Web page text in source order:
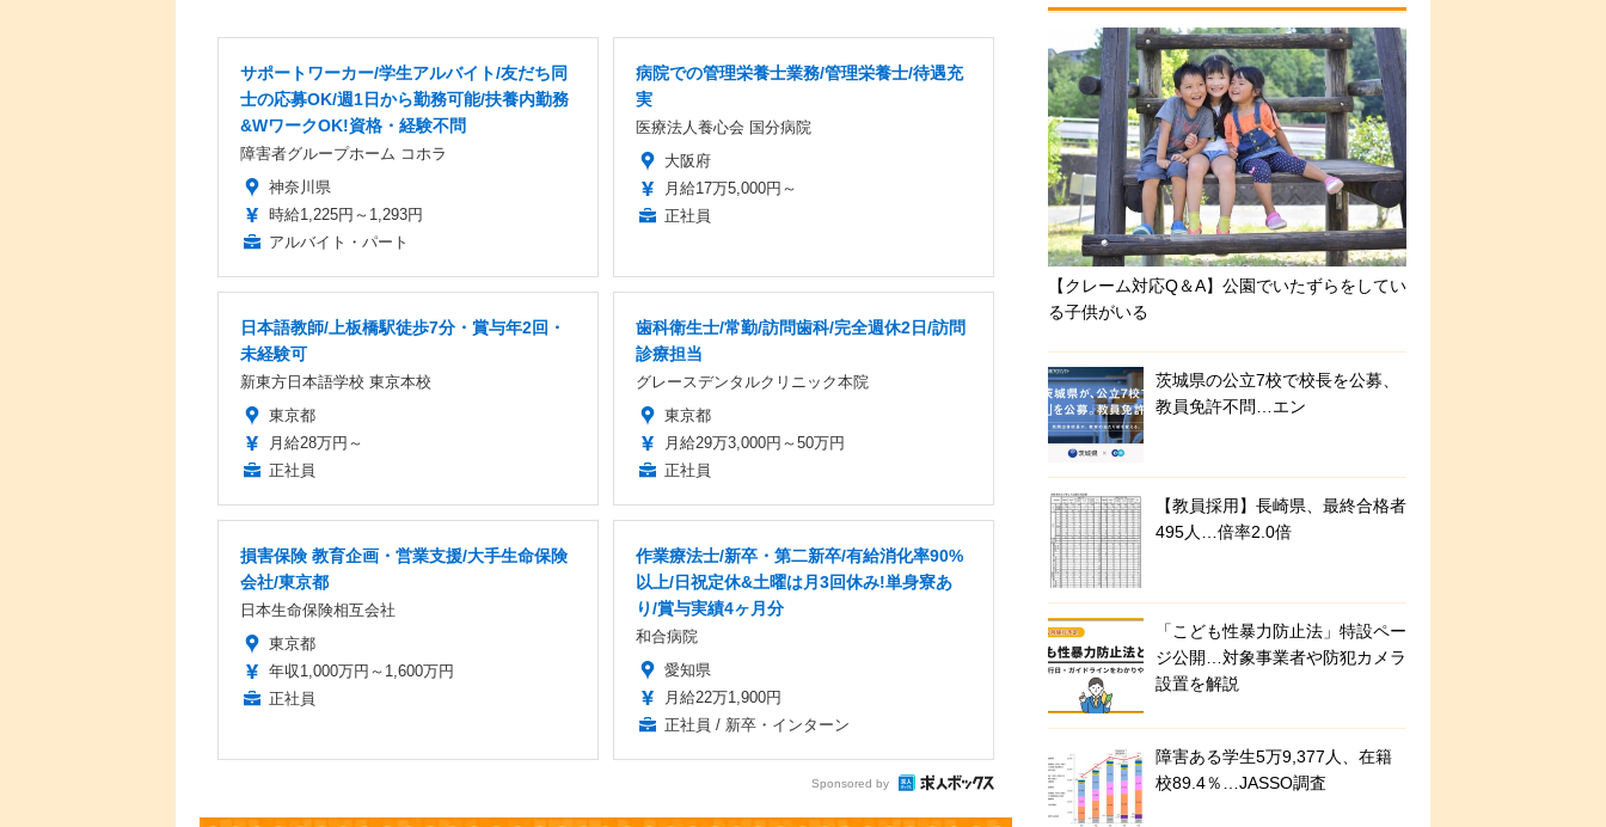
サポートワーカー/学生アルバイト/友だち同
士の応募OK/週1日から勤務可能/扶養内勤務
&WワークOK!資格・経験不問
障害者グループホーム コホラ
神奈川県
時給1,225円～1,293円
アルバイト・パート
病院での管理栄養士業務/管理栄養士/待遇充
実
医療法人養心会 国分病院
大阪府
月給17万5,000円～
正社員
日本語教師/上板橋駅徒歩7分・賞与年2回・
未経験可
新東方日本語学校 東京本校
東京都
月給28万円～
正社員
歯科衛生士/常勤/訪問歯科/完全週休2日/訪問
診療担当
グレースデンタルクリニック本院
東京都
月給29万3,000円～50万円
正社員
損害保険 教育企画・営業支援/大手生命保険
会社/東京都
日本生命保険相互会社
東京都
年収1,000万円～1,600万円
正社員
作業療法士/新卒・第二新卒/有給消化率90%
以上/日祝定休&土曜は月3回休み!単身寮あ
り/賞与実績4ヶ月分
和合病院
愛知県
月給22万1,900円
正社員 / 新卒・インターン
Sponsored by
【クレーム対応Q＆A】公園でいたずらをしてい
る子供がいる
茨城県の公立7校で校長を公募、
教員免許不問…エン
【教員採用】長崎県、最終合格者
495人…倍率2.0倍
「こども性暴力防止法」特設ペー
ジ公開…対象事業者や防犯カメラ
設置を解説
障害ある学生5万9,377人、在籍
校89.4％…JASSO調査